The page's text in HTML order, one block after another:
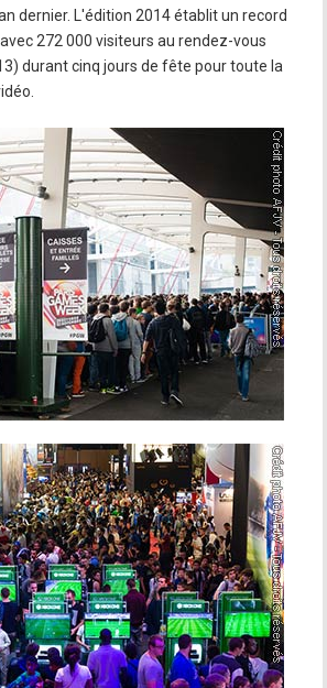
dernier. L'édition 2014 établit un record
272 000 visiteurs au rendez-vous
durant cinq jours de fête pour toute la